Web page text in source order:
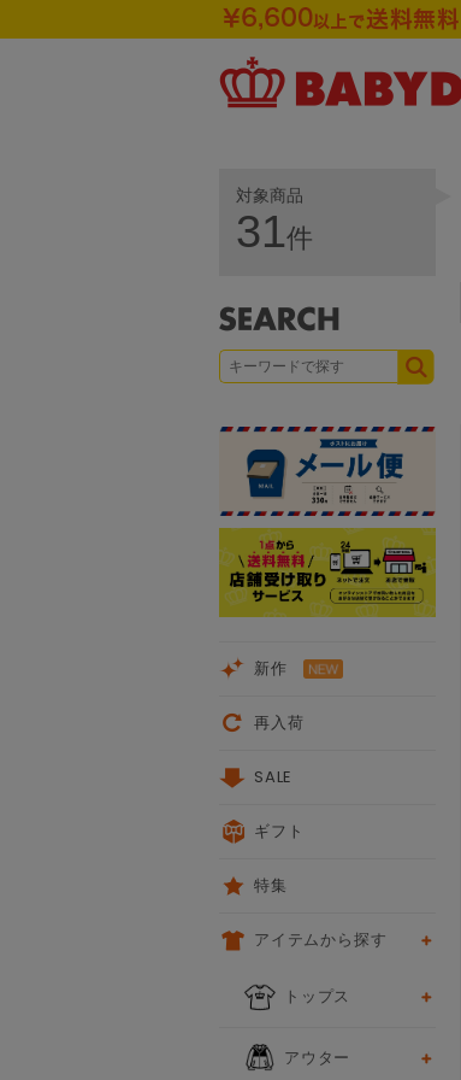
対象商品
31件
新作
再入荷
SALE
ギフト
特集
アイテムから探す
トップス
アウター